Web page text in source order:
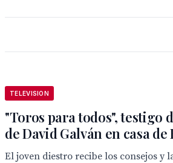
TELEVISION
"Toros para todos", testigo
de David Galván en casa
El joven diestro recibe los consejos y